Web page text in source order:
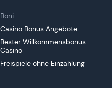
Boni
Casino Bonus Angebote
Bester Willkommensbonus
Casino
Freispiele ohne Einzahlung